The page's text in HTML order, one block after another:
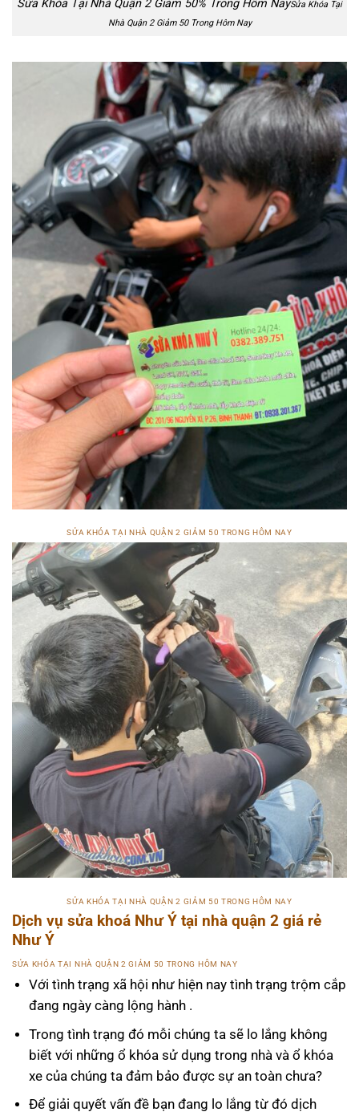
Sửa Khóa Tại Nhà Quận 2 Giảm 50% Trong Hôm NaySửa Khóa Tại
Nhà Quận 2 Giảm 50 Trong Hôm Nay
SỬA KHÓA TẠI NHÀ QUẬN 2 GIẢM 50 TRONG HÔM NAY
SỬA KHÓA TẠI NHÀ QUẬN 2 GIẢM 50 TRONG HÔM NAY
Dịch vụ sửa khoá Như Ý tại nhà quận 2 giá rẻ
Như Ý
SỬA KHÓA TẠI NHÀ QUẬN 2 GIẢM 50 TRONG HÔM NAY
Với tình trạng xã hội như hiện nay tình trạng trộm cắp
đang ngày càng lộng hành .
Trong tình trạng đó mỗi chúng ta sẽ lo lắng không
biết với những ổ khóa sử dụng trong nhà và ổ khóa
xe của chúng ta đảm bảo được sự an toàn chưa?
Để giải quyết vấn đề bạn đang lo lắng từ đó dịch